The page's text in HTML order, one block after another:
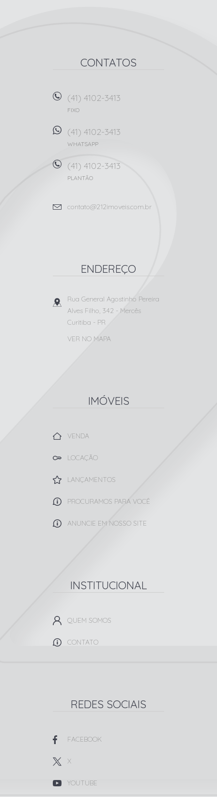
CONTATOS
(41) 4102-3413
FIXO
(41) 4102-3413
WHATSAPP
(41) 4102-3413
PLANTÃO
contato@212imoveis.com.br
ENDEREÇO
Rua General Agostinho Pereira
Alves Filho, 342 - Mercês
Curitiba - PR
VER NO MAPA
IMÓVEIS
VENDA
LOCAÇÃO
LANÇAMENTOS
PROCURAMOS PARA VOCÊ
ANUNCIE EM NOSSO SITE
INSTITUCIONAL
QUEM SOMOS
CONTATO
REDES SOCIAIS
FACEBOOK
X
YOUTUBE